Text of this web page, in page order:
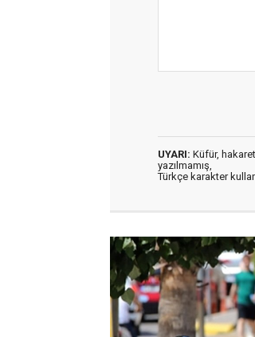
UYARI: Küfür,
yazılmamış,
Türkçe karakter